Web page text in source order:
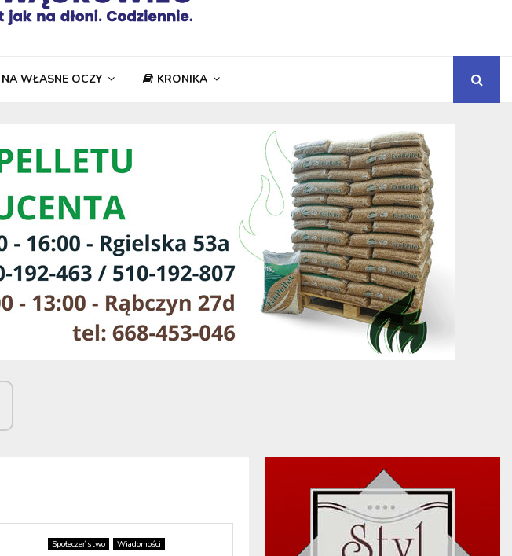
NA WŁASNE OCZY KRONIKA
Społeczeństwo Wiadomości